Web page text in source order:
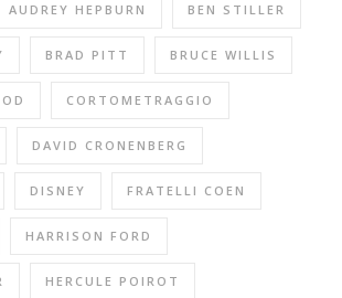
AUDREY HEPBURN BEN STILLER
BRAD PITT BRUCE WILLIS
CORTOMETRAGGIO
DAVID CRONENBERG
DISNEY FRATELLI COEN
HARRISON FORD
HERCULE POIROT